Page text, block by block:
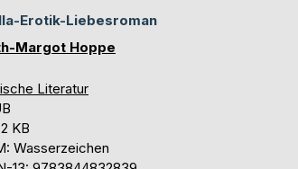
Erotik-Liebesroman
Margot Hoppe
Literatur
KB
Wasserzeichen